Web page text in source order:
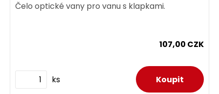
Čelo optické vany pro vanu s klapkami.
107,00 CZK
ks